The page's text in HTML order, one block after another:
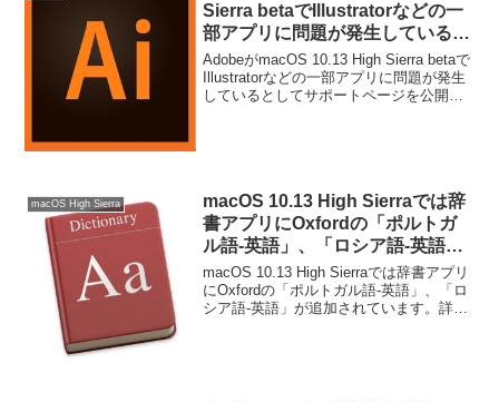
Sierra betaでIllustratorなどの一
部アプリに問題が発生していると
してサポートページを公開。
AdobeがmacOS 10.13 High Sierra betaで
Illustratorなどの一部アプリに問題が発生
しているとしてサポートページを公開し
macOS High Sierra
macOS 10.13 High Sierraでは辞
書アプリにOxfordの「ポルトガ
ル語-英語」、「ロシア語-英語」
が追加。
macOS 10.13 High Sierraでは辞書アプリ
にOxfordの「ポルトガル語-英語」、「ロ
シア語-英語」が追加されています。詳細